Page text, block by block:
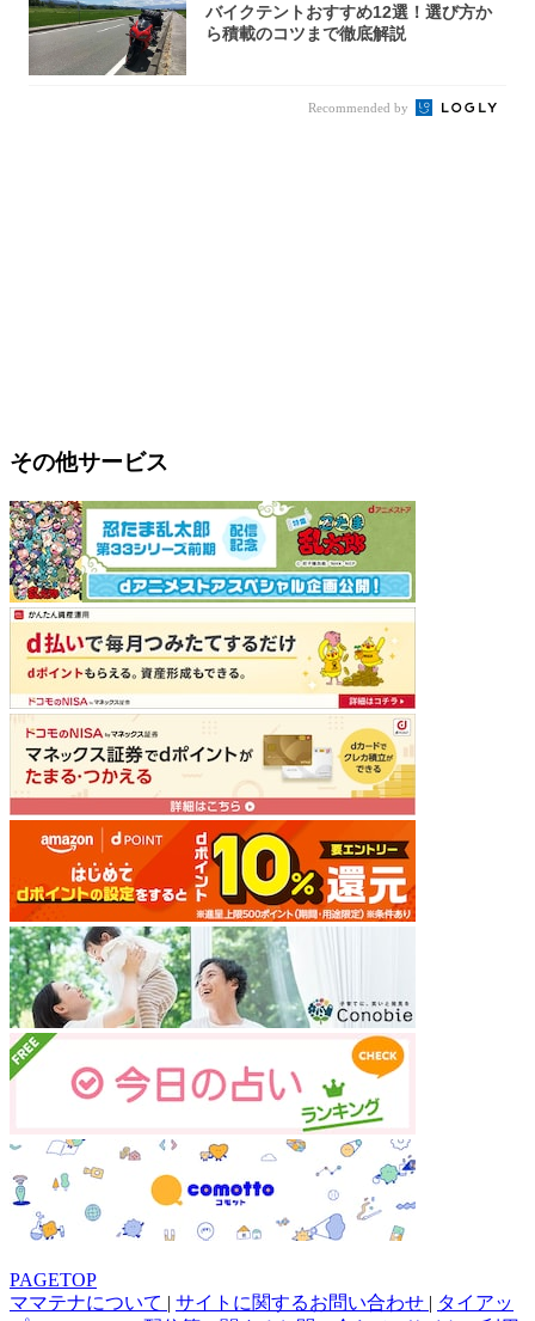
バイクテントおすすめ12選！選び方か
ら積載のコツまで徹底解説
Recommended by
その他サービス
PAGETOP
ママテナについて | サイトに関するお問い合わせ | タイアッ